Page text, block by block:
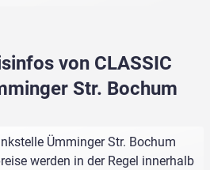
von CLASSIC
Str. Bochum
Ümminger Str. Bochum
werden in der Regel innerhalb